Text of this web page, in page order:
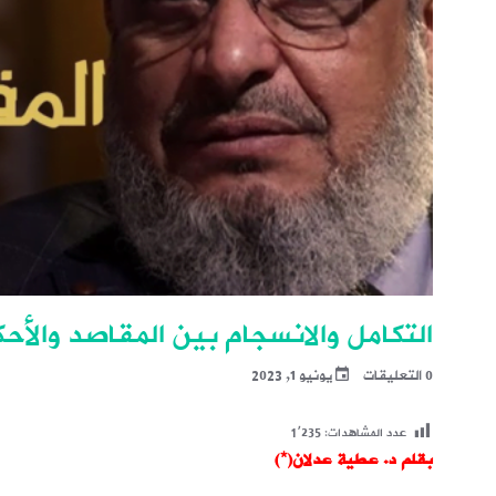
التكامل والانسجام بين المقاصد
0 التعليقات يونيو 1, 2023
عدد المشاهدات:1٬235
بقلم د. عطية عدلان(*)